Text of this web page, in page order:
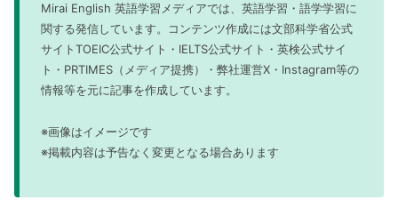
Mirai English 英語学習メディアでは、英語学習・語学学習に
関する発信しています。コンテンツ作成には文部科学省公式
サイトTOEIC公式サイト・IELTS公式サイト・英検公式サイ
ト・PRTIMES（メディア提携）・弊社運営X・Instagram等の
情報等を元に記事を作成しています。
※画像はイメージです
※掲載内容は予告なく変更となる場合あります